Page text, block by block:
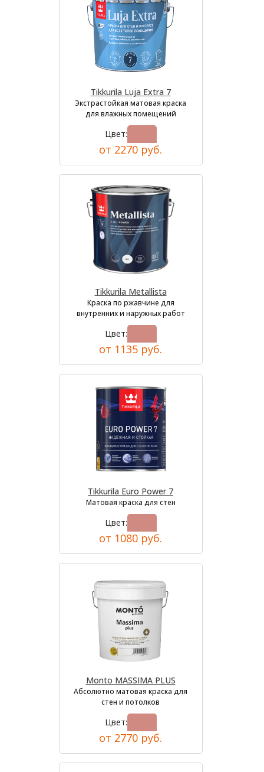
Tikkurila Luja Extra 7
Экстрастойкая матовая краска
для влажных помещений
Цвет:
от 2270 руб.
Tikkurila Metallista
Краска по ржавчине для
внутренних и наружных работ
Цвет:
от 1135 руб.
Tikkurila Euro Power 7
Матовая краска для стен
Цвет:
от 1080 руб.
Monto MASSIMA PLUS
Абсолютно матовая краска для
стен и потолков
Цвет:
от 2770 руб.